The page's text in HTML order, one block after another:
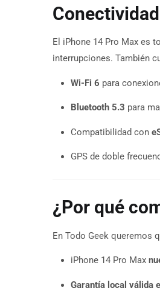
El iPhone 14 Pro Max es
interrupciones. También
Wi-Fi 6 para
Bluetooth 5.3 para
Compatibilidad con
GPS de doble
¿Por qué
En Todo Geek queremos
iPhone 14 Pro Max
Garantía local válida